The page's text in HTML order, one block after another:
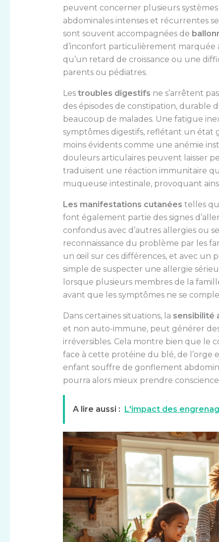
peuvent concerner plusieurs
abdominales intenses et récurrentes
sont souvent accompagnées de
d’inconfort particulièrement marquée
qu’un retard de croissance ou une
parents ou pédiatres.
Les troubles digestifs ne s’arrêtent
des épisodes de constipation, durable
beaucoup de malades. Une fatigue
symptômes digestifs, reflétant un état
moins évidents comme une anémie
douleurs articulaires peuvent laisser
traduisent une réaction immunitaire
muqueuse intestinale, provoquant
Les manifestations cutanées telles
font également partie des signes
confondus avec d’autres allergies ou
reconnaissance du problème par les
un œil sur ces différences, et avec un
simple de suspecter une allergie
lorsque plusieurs membres de la
avant que les symptômes ne se
Dans certaines situations, la sensibilité
et non auto-immune, peut générer des
irréversibles. Cela montre bien que le
face à cette protéine du blé, de l’orge
enfant souffre de gonflement
pourra alors mieux prendre
A lire aussi : L'impact des